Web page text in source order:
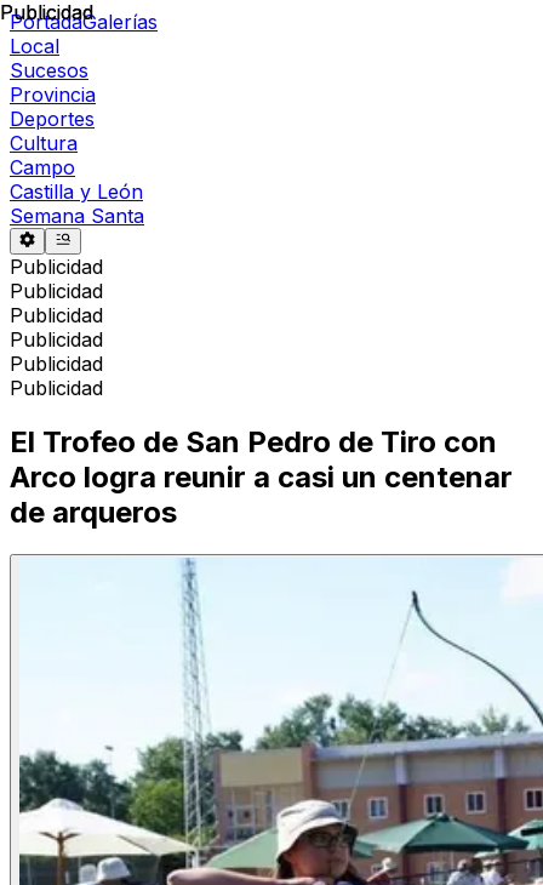
PortadaGalerías
Local
Sucesos
Provincia
Deportes
Cultura
Campo
Castilla y León
Semana Santa
Publicidad
Publicidad
Publicidad
Publicidad
Publicidad
Publicidad
Publicidad
El Trofeo de San Pedro de Tiro con
Arco logra reunir a casi un centenar
de arqueros
Publicidad